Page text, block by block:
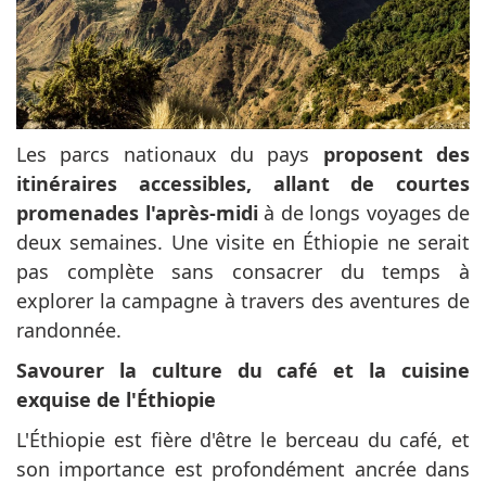
Les parcs nationaux du pays proposent des
itinéraires accessibles, allant de courtes
promenades l'après-midi à de longs voyages de
deux semaines. Une visite en Éthiopie ne serait
pas complète sans consacrer du temps à
explorer la campagne à travers des aventures de
randonnée.
Savourer la culture du café et la cuisine
exquise de l'Éthiopie
L'Éthiopie est fière d'être le berceau du café, et
son importance est profondément ancrée dans